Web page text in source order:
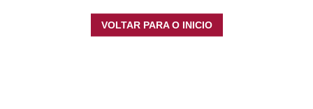
VOLTAR PARA O INICIO